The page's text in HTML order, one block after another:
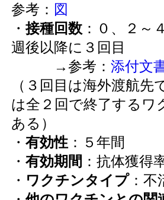
参考： 図
・接種回数 ：０、２～
週後以降に３回目
→参考： 添付文
（３回目は海外渡航
は全２回で終了するワ
ある）
・ 有効性 ：５年間
・ 有効期間 ：抗体獲得
・ ワクチンタイプ：不